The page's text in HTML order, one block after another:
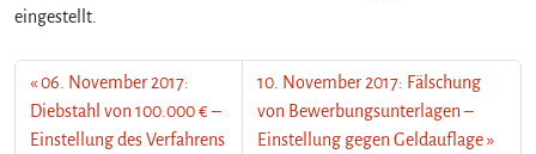
eingestellt.
06. November 2017:
Diebstahl von 100.000 € –
Einstellung des Verfahrens
10. November 2017: Fälschung
von Bewerbungsunterlagen –
Einstellung gegen Geldauflage